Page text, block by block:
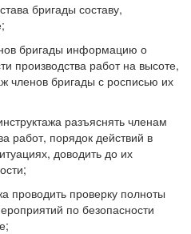
бригады составу,
бригады информацию о
производства работ на высоте,
членов бригады с росписью их
разъяснять членам
работ, порядок действий в
доводить до их
проводить проверку полноты
по безопасности